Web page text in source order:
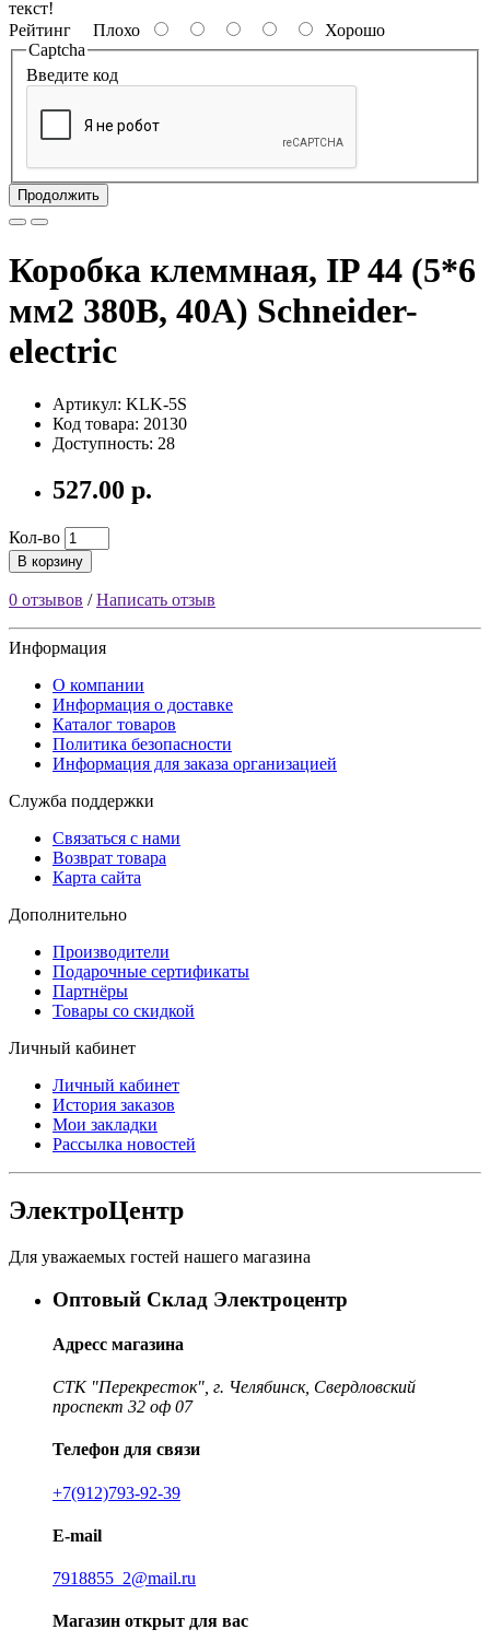
текст!
Рейтинг Плохо
Хорошо
Captcha
Введите код
Продолжить
Коробка клеммная, IP 44 (5*6
мм2 380В, 40А) Schneider-
electric
Артикул: KLK-5S
Код товара: 20130
Доступность: 28
527.00 р.
Кол-во
В корзину
0 отзывов /Написать отзыв
Информация
О компании
Информация о доставке
Каталог товаров
Политика безопасности
Информация для заказа организацией
Служба поддержки
Связаться с нами
Возврат товара
Карта сайта
Дополнительно
Производители
Подарочные сертификаты
Партнёры
Товары со скидкой
Личный кабинет
Личный кабинет
История заказов
Мои закладки
Рассылка новостей
ЭлектроЦентр
Для уважаемых гостей нашего магазина
Оптовый Склад Электроцентр
Адресс магазина
СТК "Перекресток", г. Челябинск, Свердловский
проспект 32 оф 07
Телефон для связи
+7(912)793-92-39
E-mail
7918855_2@mail.ru
Магазин открыт для вас